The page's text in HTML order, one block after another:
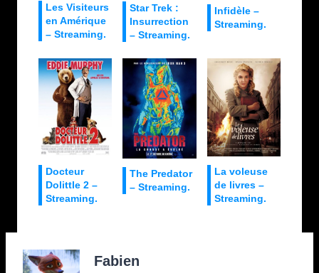
Les Visiteurs
en Amérique
– Streaming.
Star Trek :
Insurrection
– Streaming.
Infidèle –
Streaming.
Docteur
Dolittle 2 –
Streaming.
The Predator
– Streaming.
La voleuse
de livres –
Streaming.
Fabien